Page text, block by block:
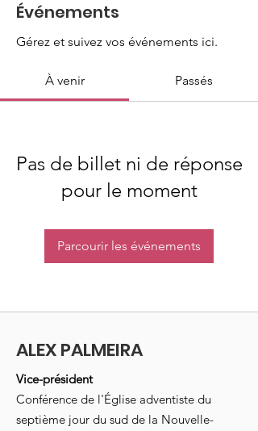
Événements
Gérez et suivez vos événements ici.
À venir Passés
Pas de billet ni de réponse
pour le moment
Parcourir les événements
ALEX PALMEIRA
Vice-président
Conférence de l'Église adventiste du
septième jour du sud de la Nouvelle-